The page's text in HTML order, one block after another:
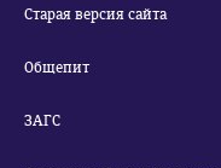
Старая версия сайта
Общепит
ЗАГС